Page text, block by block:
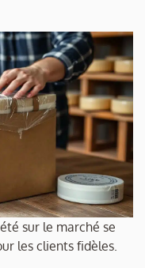
sur le marché se
les clients fidèles.